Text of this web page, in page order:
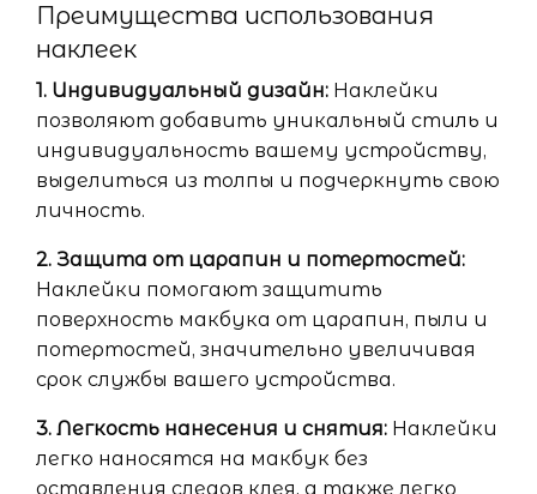
Преимущества использования
наклеек
1. Индивидуальный дизайн: Наклейки
позволяют добавить уникальный стиль и
индивидуальность вашему устройству,
выделиться из толпы и подчеркнуть свою
личность.
2. Защита от царапин и потертостей:
Наклейки помогают защитить
поверхность макбука от царапин, пыли и
потертостей, значительно увеличивая
срок службы вашего устройства.
3. Легкость нанесения и снятия: Наклейки
легко наносятся на макбук без
оставления следов клея, а также легко